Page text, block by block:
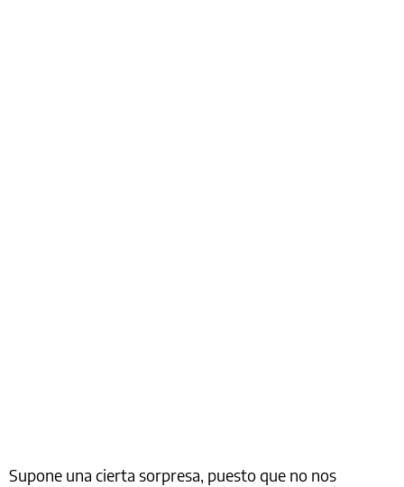
Supone una cierta sorpresa, puesto que no nos